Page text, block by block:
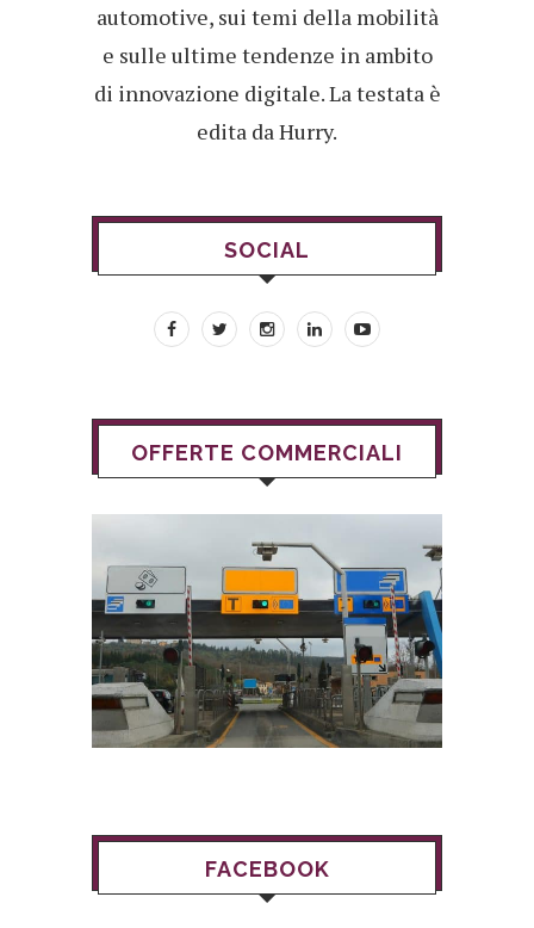
automotive, sui temi della mobilità
e sulle ultime tendenze in ambito
di innovazione digitale. La testata è
edita da Hurry.
SOCIAL
OFFERTE COMMERCIALI
FACEBOOK